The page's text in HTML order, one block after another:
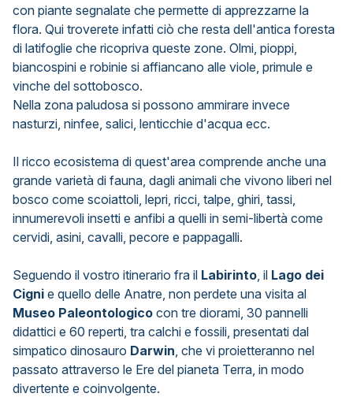
con piante segnalate che permette di apprezzarne la
flora. Qui troverete infatti ciò che resta dell'antica foresta
di latifoglie che ricopriva queste zone. Olmi, pioppi,
biancospini e robinie si affiancano alle viole, primule e
vinche del sottobosco.
Nella zona paludosa si possono ammirare invece
nasturzi, ninfee, salici, lenticchie d'acqua ecc.
Il ricco ecosistema di quest'area comprende anche una
grande varietà di fauna, dagli animali che vivono liberi nel
bosco come scoiattoli, lepri, ricci, talpe, ghiri, tassi,
innumerevoli insetti e anfibi a quelli in semi-libertà come
cervidi, asini, cavalli, pecore e pappagalli.
Seguendo il vostro itinerario fra il Labirinto , il Lago dei
Cigni e quello delle Anatre, non perdete una visita al
Museo Paleontologico con tre diorami, 30 pannelli
didattici e 60 reperti, tra calchi e fossili, presentati dal
simpatico dinosauro Darwin , che vi proietteranno nel
passato attraverso le Ere del pianeta Terra, in modo
divertente e coinvolgente.